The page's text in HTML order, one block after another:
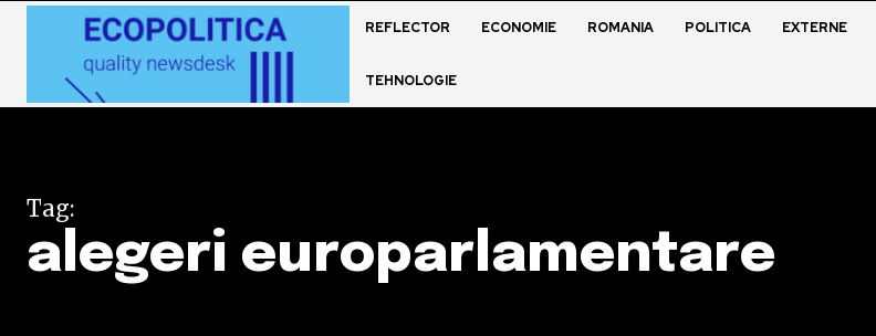
REFLECTOR ECONOMIE ROMANIA POLITICA EXTERNE
TEHNOLOGIE
Tag:
alegeri europarlamentare